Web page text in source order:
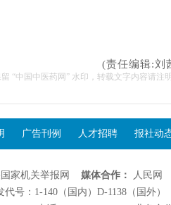
(责任编辑:刘
“中国中医药网” 水印，转载文字内容请注明
广告刊例 人才招聘 报社动
家机关举报网 媒体合作： 人民网
号：1-140（国内）D-1138（国外）